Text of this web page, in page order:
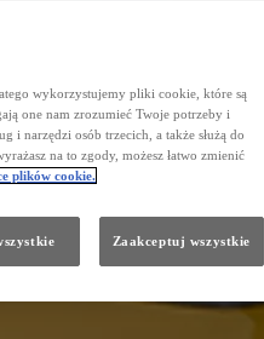
wykorzystujemy pliki cookie, które są
one nam zrozumieć Twoje potrzeby i
i narzędzi osób trzecich, a także służą do
na to zgody, możesz łatwo zmienić
plików cookie.
Zaakceptuj wszystkie